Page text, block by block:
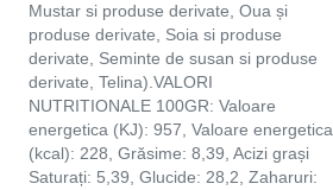
Mustar si produse derivate, Oua și
produse derivate, Soia si produse
derivate, Seminte de susan si produse
derivate, Telina).VALORI
NUTRITIONALE 100GR: Valoare
energetica (KJ): 957, Valoare energetica
(kcal): 228, Grăsime: 8,39, Acizi grași
Saturați: 5,39, Glucide: 28,2, Zaharuri: